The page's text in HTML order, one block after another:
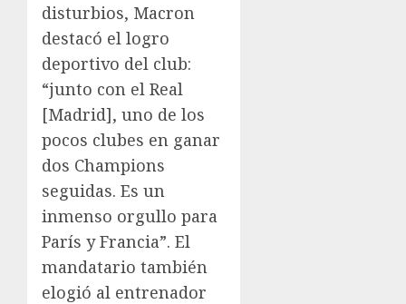
disturbios, Macron
destacó el logro
deportivo del club:
“junto con el Real
[Madrid], uno de los
pocos clubes en ganar
dos Champions
seguidas. Es un
inmenso orgullo para
París y Francia”. El
mandatario también
elogió al entrenador